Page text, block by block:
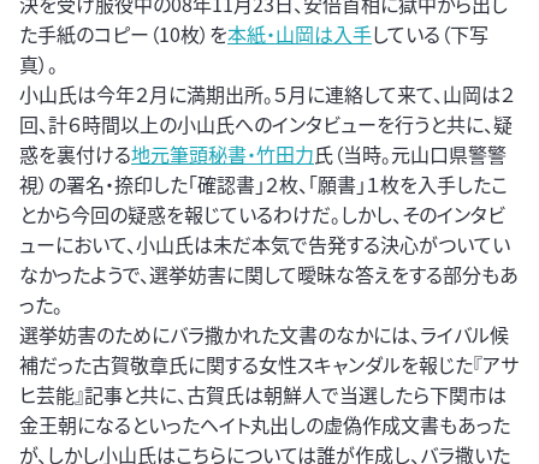
た手紙のコピー（10枚）を本紙・山岡は入手している（下写
真）。
小山氏は今年２月に満期出所。５月に連絡して来て、山岡は２
回、計６時間以上の小山氏へのインタビューを行うと共に、疑
惑を裏付ける地元筆頭秘書・竹田力氏（当時。元山口県警警
視）の署名・捺印した「確認書」２枚、「願書」１枚を入手したこ
とから今回の疑惑を報じているわけだ。しかし、そのインタビ
ューにおいて、小山氏は未だ本気で告発する決心がついてい
なかったようで、選挙妨害に関して曖昧な答えをする部分もあ
った。
選挙妨害のためにバラ撒かれた文書のなかには、ライバル候
補だった古賀敬章氏に関する女性スキャンダルを報じた『アサ
ヒ芸能』記事と共に、古賀氏は朝鮮人で当選したら下関市は
金王朝になるといったヘイト丸出しの虚偽作成文書もあった
が、しかし小山氏はこちらについては誰が作成し、バラ撒いた